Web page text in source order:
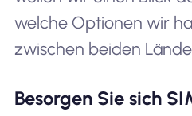
welche Optionen wir
zwischen beiden
Besorgen Sie sich